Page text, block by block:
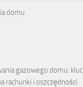
domu
gazowego domu:
rachunki i oszczędności